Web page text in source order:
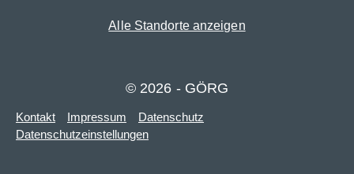
Alle Standorte anzeigen
© 2026 - GÖRG
Kontakt Impressum
Datenschutz
Datenschutzeinstellungen